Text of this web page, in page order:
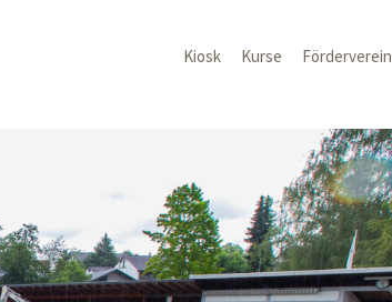
Kiosk Kurse Förderverein